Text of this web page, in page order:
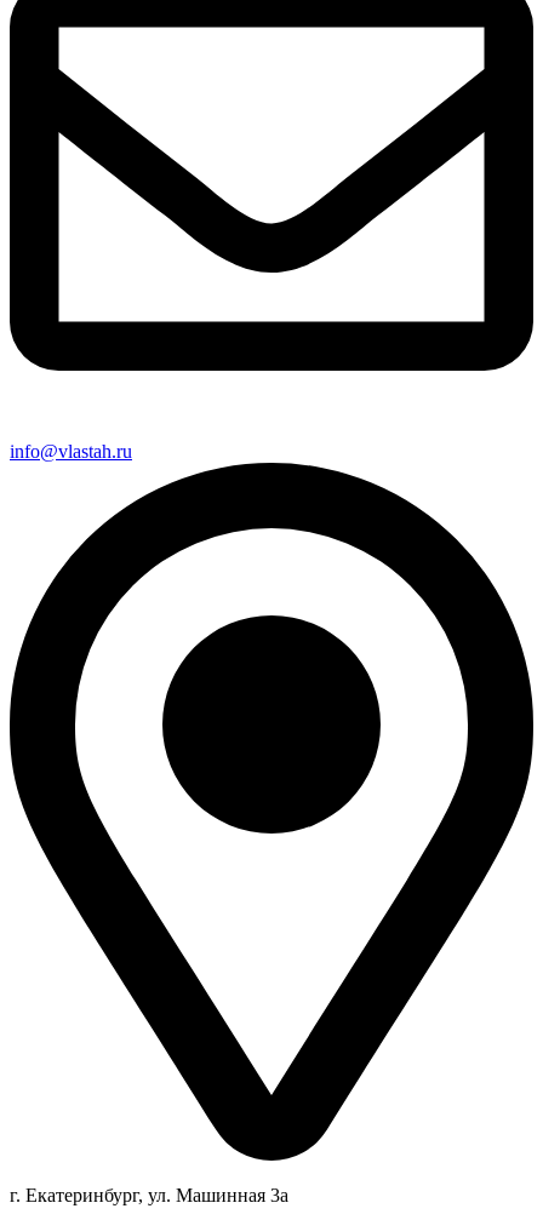
info@vlastah.ru
г. Екатеринбург, ул. Машинная 3а